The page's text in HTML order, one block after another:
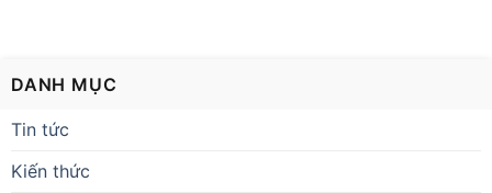
DANH MỤC
Tin tức
Kiến thức